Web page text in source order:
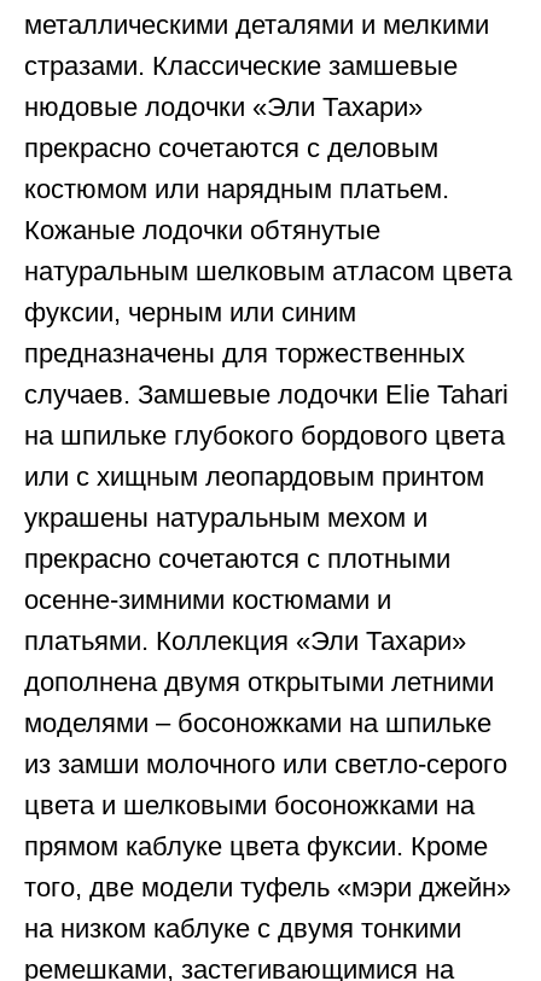
металлическими деталями и мелкими
стразами. Классические замшевые
нюдовые лодочки «Эли Тахари»
прекрасно сочетаются с деловым
костюмом или нарядным платьем.
Кожаные лодочки обтянутые
натуральным шелковым атласом цвета
фуксии, черным или синим
предназначены для торжественных
случаев. Замшевые лодочки Elie Tahari
на шпильке глубокого бордового цвета
или с хищным леопардовым принтом
украшены натуральным мехом и
прекрасно сочетаются с плотными
осенне-зимними костюмами и
платьями. Коллекция «Эли Тахари»
дополнена двумя открытыми летними
моделями – босоножками на шпильке
из замши молочного или светло-серого
цвета и шелковыми босоножками на
прямом каблуке цвета фуксии. Кроме
того, две модели туфель «мэри джейн»
на низком каблуке с двумя тонкими
ремешками, застегивающимися на